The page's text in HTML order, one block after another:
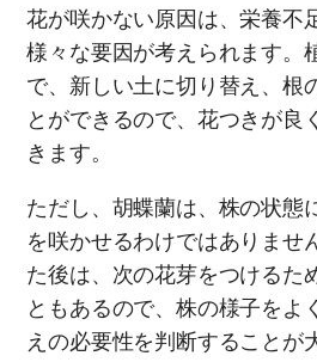
花が咲かない原因は、栄養不
様々な要因が考えられます。
で、新しい土に切り替え、根
とができるので、花つきが良
きます。
ただし、胡蝶蘭は、株の状態
を咲かせるわけではありませ
た後は、次の花芽をつけるた
ともあるので、株の様子をよ
えの必要性を判断することが